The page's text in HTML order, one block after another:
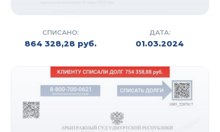
СПИСАНО:
864 328,28 руб.
ДАТА:
01.03.2024